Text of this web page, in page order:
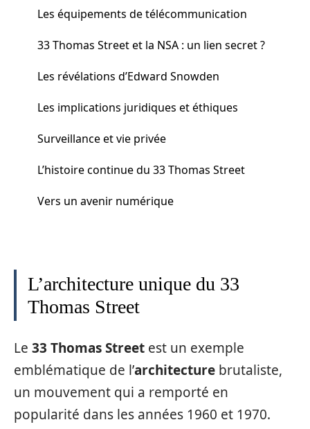
Les équipements de télécommunication
33 Thomas Street et la NSA : un lien secret ?
Les révélations d’Edward Snowden
Les implications juridiques et éthiques
Surveillance et vie privée
L’histoire continue du 33 Thomas Street
Vers un avenir numérique
L’architecture unique du 33
Thomas Street
Le 33 Thomas Street est un exemple
emblématique de l’architecture brutaliste,
un mouvement qui a remporté en
popularité dans les années 1960 et 1970.